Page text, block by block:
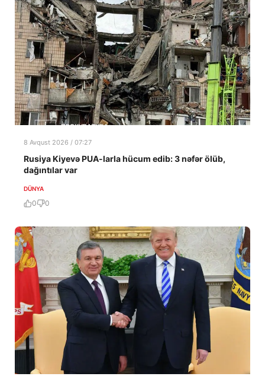
8 Avqust 2026 / 07:27
Rusiya Kiyevə PUA-larla hücum edib: 3 nəfər ölüb,
dağıntılar var
DÜNYA
0 0